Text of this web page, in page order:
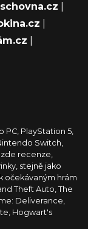
PC, PlayStation 5,
Switch,
zde recenze,
stejně jako
očekávaným hrám
Theft Auto, The
Deliverance,
Hogwart's